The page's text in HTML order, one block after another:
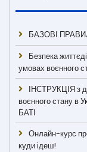
БАЗОВІ
Безпека
умовах воєнного
ІНСТРУКЦІЯ з
воєнного стану в
БАТІ
Онлайн-курс
куди ідеш!